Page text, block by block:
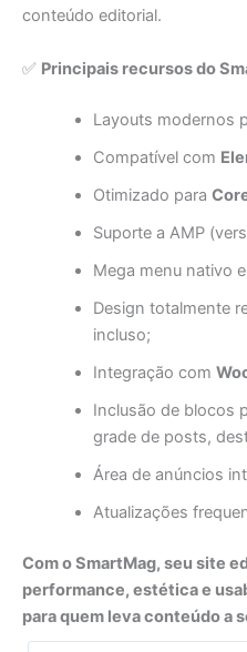
conteúdo editorial.
✅ Principais recursos do
Layouts modernos
Compatível com
Otimizado para
Suporte a AMP
Mega menu nativo
Design totalmente
incluso;
Integração com
Inclusão de blocos
grade de posts,
Área de anúncios
Atualizações
Com o SmartMag, seu site
performance, estética e
para quem leva conteúdo a